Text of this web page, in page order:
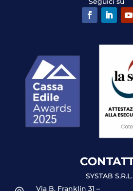
SYSTAB S.R.L.
Via B. Franklin 31 –